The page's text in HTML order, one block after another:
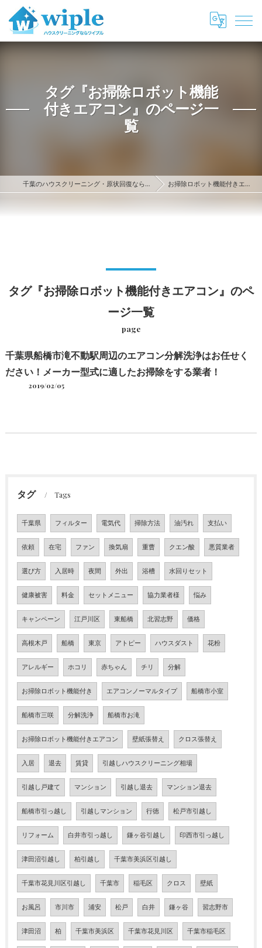
タグ『お掃除ロボット機能
付きエアコン』のページ一
覧
千葉のハウスクリーニング・原状回復ならwiple お掃除ロボット機能付きエアコン
タグ『お掃除ロボット機能付きエアコン』のペ
ージ一覧
page
千葉県船橋市滝不動駅周辺のエアコン分解洗浄はお任せく
ださい！メーカー型式に適したお掃除をする業者！
2019/02/05
タグ Tags
千葉県 フィルター 電気代 掃除方法 油汚れ 支払い
依頼 在宅 ファン 換気扇 重曹 クエン酸 悪質業者
選び方 入居時 夜間 外出 浴槽 水回りセット
健康被害 料金 セットメニュー 協力業者様 悩み
キャンペーン 江戸川区 東船橋 北習志野 価格
高根木戸 船橋 東京 アトピー ハウスダスト 花粉
アレルギー ホコリ 赤ちゃん チリ 分解
お掃除ロボット機能付き エアコンノーマルタイプ 船橋市小室
船橋市三咲 分解洗浄 船橋市お滝
お掃除ロボット機能付きエアコン 壁紙張替え クロス張替え
入居 退去 賃貸 引越しハウスクリーニング相場
引越し戸建て マンション 引越し退去 マンション退去
船橋市引っ越し 引越しマンション 行徳 松戸市引越し
リフォーム 白井市引っ越し 鎌ヶ谷引越し 印西市引っ越し
津田沼引越し 柏引越し 千葉市美浜区引越し
千葉市花見川区引越し 千葉市 稲毛区 クロス 壁紙
お風呂 市川市 浦安 松戸 白井 鎌ヶ谷 習志野市
津田沼 柏 千葉市美浜区 千葉市花見川区 千葉市稲毛区